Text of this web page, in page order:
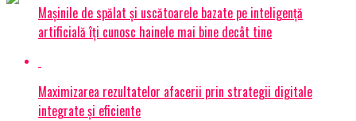
Mașinile de spălat și uscătoarele bazate pe inteligență
artificială îți cunosc hainele mai bine decât tine
Maximizarea rezultatelor afacerii prin strategii digitale
integrate și eficiente